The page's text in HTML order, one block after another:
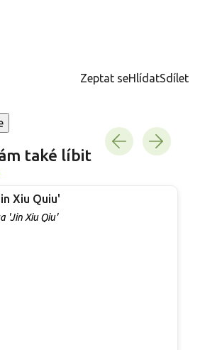
Zeptat seHlídatSdílet
také líbit
Xiu Quiu'
'Jin Xiu Qiu'